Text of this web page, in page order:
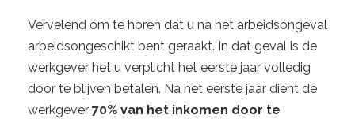
Vervelend om te horen dat u na het arbeidsongeval
arbeidsongeschikt bent geraakt. In dat geval is de
werkgever het u verplicht het eerste jaar volledig
door te blijven betalen. Na het eerste jaar dient de
werkgever 70% van het inkomen door te